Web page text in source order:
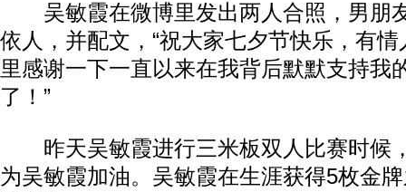
吴敏霞在微博里发出两人合照，男朋
依人，并配文，“祝大家七夕节快乐，有
里感谢一下一直以来在我背后默默支持我
了！”
昨天吴敏霞进行三米板双人比赛时候
为吴敏霞加油。吴敏霞在生涯获得5枚金